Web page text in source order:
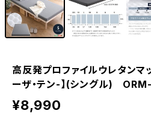
高反発プロファイルウレタンマ
ーザ・テン-】(シングル)
¥8,990